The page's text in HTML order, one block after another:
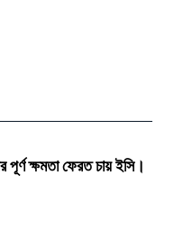
পূর্ণ ক্ষমতা ফেরত চায় ইসি।